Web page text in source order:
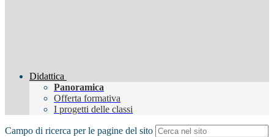
Didattica
Panoramica
Offerta formativa
I progetti delle classi
Campo di ricerca per le pagine del sito